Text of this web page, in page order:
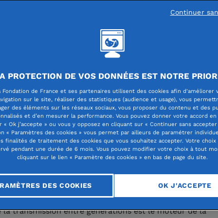
en 2015 par l’ensemble des États
les 17 Objectifs de développement
l’action de tous les pays pour
et faire reculer la pauvreté, tout
la planète. Engagée dans tous les
de l’intérêt général, la Fondation de
dans son organisation.
la transmission entre générations est le moteur de la
PROTECTION DE VOS DONNÉES EST NOTRE
Fondation de France et ses partenaires utilisent des cookies afin d'améliorer
sur le site, réaliser des statistiques (audience et usage), vous
des éléments sur les réseaux sociaux, vous proposer du contenu et des
et d’en mesurer la performance. Vous pouvez donner votre accord
« Ok j’accepte » ou vous y opposez en cliquant sur « Continuer sans accepter
« Paramètres des cookies » vous permet par ailleurs de paramétrer
finalités de traitement des cookies que vous souhaitez accepter. Votre choix
pendant une durée de 6 mois. Vous pouvez modifier votre choix à tout
cliquant sur le lien « Paramètre des cookies » en bas de page du site.
DES COOKIES OK J'ACCEPTE
Continuer